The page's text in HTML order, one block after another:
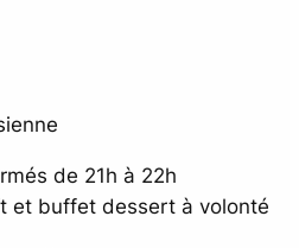
de 21h à 22h
et buffet dessert à volonté